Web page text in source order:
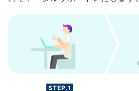
STEP.1